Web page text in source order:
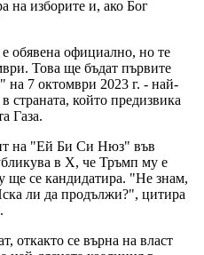
на изборите и, ако Бог
обявена официално, но те
Това ще бъдат първите
на 7 октомври 2023 г. - най-
страната, който предизвика
Газа.
на "Ей Би Си Нюз" във
в X, че Тръмп му е
ще се кандидатира. "Не знам,
ли да продължи?", цитира
откакто се върна на власт